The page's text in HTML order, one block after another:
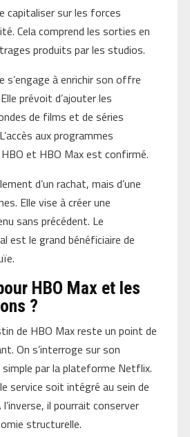
capitaliser sur les forces
Cela comprend les sorties en
produits par les studios.
s’engage à enrichir son offre
prévoit d’ajouter les
de films et de séries
aux programmes
et HBO Max est confirmé.
d’un rachat, mais d’une
Elle vise à créer une
sans précédent. Le
est le grand bénéficiaire de
HBO Max et les
?
de HBO Max reste un point de
On s’interroge sur son
par la plateforme Netflix.
service soit intégré au sein de
il pourrait conserver
structurelle.